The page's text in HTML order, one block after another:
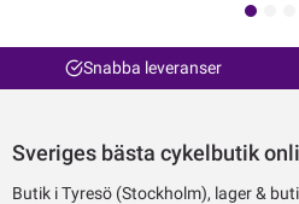
Snabba leveranser
Sveriges bästa cykelbutik
Butik i Tyresö (Stockholm), lager &